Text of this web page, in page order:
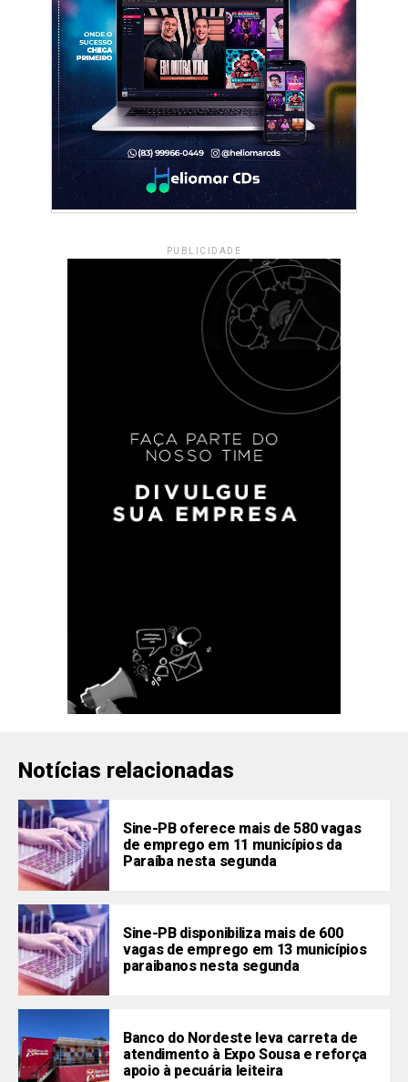
PUBLICIDADE
Notícias relacionadas
Sine-PB oferece mais de 580 vagas
de emprego em 11 municípios da
Paraíba nesta segunda
Sine-PB disponibiliza mais de 600
vagas de emprego em 13 municípios
paraibanos nesta segunda
Banco do Nordeste leva carreta de
atendimento à Expo Sousa e reforça
apoio à pecuária leiteira